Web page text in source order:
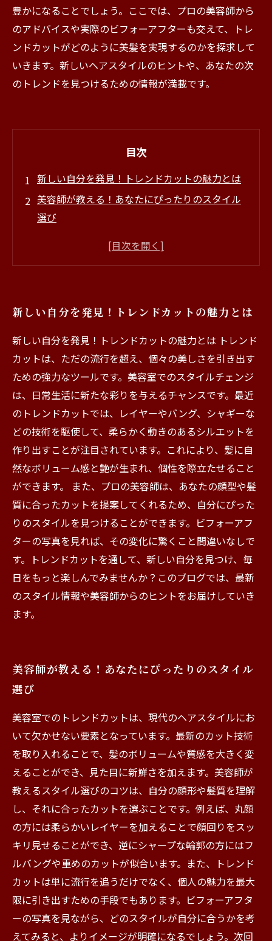
豊かになることでしょう。ここでは、プロの美容師から
のアドバイスや実際のビフォーアフターも交えて、トレ
ンドカットがどのように美髪を実現するのかを探求して
いきます。新しいヘアスタイルのヒントや、あなたの次
のトレンドを見つけるための情報が満載です。
目次
新しい自分を発見！トレンドカットの魅力とは
美容師が教える！あなたにぴったりのスタイル
選び
ビフォーアフター！トレンドカットで変身した
髪の作り方
美髪を保つためのアフターケアとスタイリング
のコツ
さあ、あなたもトレンドカットで新しい自分を
手に入れよう！
新しい自分を発見！トレンドカットの魅力とは
新しい自分を発見！トレンドカットの魅力とは トレンド
カットは、ただの流行を超え、個々の美しさを引き出す
ための強力なツールです。美容室でのスタイルチェンジ
は、日常生活に新たな彩りを与えるチャンスです。最近
のトレンドカットでは、レイヤーやバング、シャギーな
どの技術を駆使して、柔らかく動きのあるシルエットを
作り出すことが注目されています。これにより、髪に自
然なボリューム感と艶が生まれ、個性を際立たせること
ができます。 また、プロの美容師は、あなたの顔型や髪
質に合ったカットを提案してくれるため、自分にぴった
りのスタイルを見つけることができます。ビフォーアフ
ターの写真を見れば、その変化に驚くこと間違いなしで
す。トレンドカットを通して、新しい自分を見つけ、毎
日をもっと楽しんでみませんか？このブログでは、最新
のスタイル情報や美容師からのヒントをお届けしていき
ます。
美容師が教える！あなたにぴったりのスタイル
選び
美容室でのトレンドカットは、現代のヘアスタイルにお
いて欠かせない要素となっています。最新のカット技術
を取り入れることで、髪のボリュームや質感を大きく変
えることができ、見た目に新鮮さを加えます。美容師が
教えるスタイル選びのコツは、自分の顔形や髪質を理解
し、それに合ったカットを選ぶことです。例えば、丸顔
の方には柔らかいレイヤーを加えることで顔回りをスッ
キリ見せることができ、逆にシャープな輪郭の方にはフ
ルバングや重めのカットが似合います。また、トレンド
カットは単に流行を追うだけでなく、個人の魅力を最大
限に引き出すための手段でもあります。ビフォーアフタ
ーの写真を見ながら、どのスタイルが自分に合うかを考
えてみると、よりイメージが明確になるでしょう。次回